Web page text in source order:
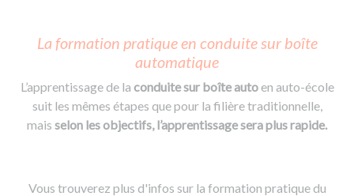
La formation pratique en conduite sur boîte
automatique
L’apprentissage de la conduite sur boîte autoen auto-école
suit les mêmes étapes que pour la filière traditionnelle,
mais selon les objectifs, l’apprentissage sera plus rapide.
Vous trouverez plus d'infos sur la formation pratique du